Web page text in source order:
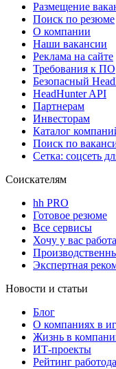
Размещение
Поиск по резюме
О компании
Наши вакансии
Реклама на сайте
Требования к ПО
Безопасный
HeadHunter API
Партнерам
Инвесторам
Каталог
Поиск по
Сетка: соцсеть
Соискателям
hh PRO
Готовое резюме
Все сервисы
Хочу у вас
Экспертная
Новости и статьи
Блог
О компаниях в
Жизнь в
ИТ-проекты
Рейтинг